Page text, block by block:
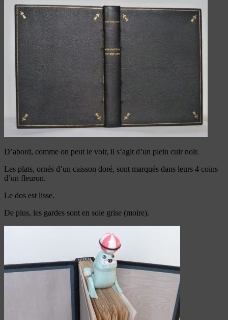
D’abord, comme on peut le voir, il s’agit d’un plein cuir noir.
Les plats, ornés d’un caisson doré, sont marqués dans leurs 4 coins
d’un fleuron.
Le dos est lisse.
De plus, les gardes sont en soie grise (moire).